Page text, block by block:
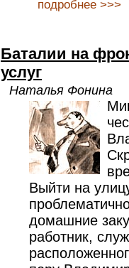
подробнее >>>
Баталии на
услуг
Наталья Фонина
Выйти на
домашние
работник,